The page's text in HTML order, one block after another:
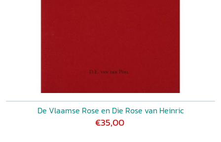
De Vlaamse Rose en Die Rose van Heinric
€35,00